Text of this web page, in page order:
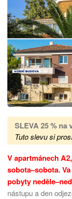
SLEVA 25 % na
Tuto slevu si
V apartmánech
sobota–sobota.
pobyty neděle–
nástupu a den